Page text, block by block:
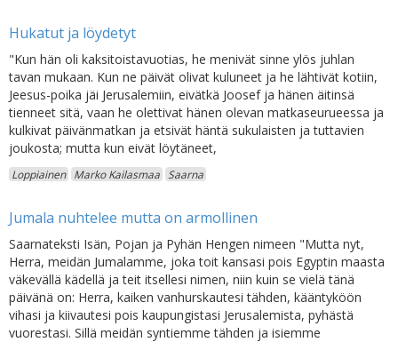
Hukatut ja löydetyt
"Kun hän oli kaksitoistavuotias, he menivät sinne ylös juhlan
tavan mukaan. Kun ne päivät olivat kuluneet ja he lähtivät kotiin,
Jeesus-poika jäi Jerusalemiin, eivätkä Joosef ja hänen äitinsä
tienneet sitä, vaan he olettivat hänen olevan matkaseurueessa ja
kulkivat päivänmatkan ja etsivät häntä sukulaisten ja tuttavien
joukosta; mutta kun eivät löytäneet,
Loppiainen Marko Kailasmaa Saarna
Jumala nuhtelee mutta on armollinen
Saarnateksti Isän, Pojan ja Pyhän Hengen nimeen "Mutta nyt,
Herra, meidän Jumalamme, joka toit kansasi pois Egyptin maasta
väkevällä kädellä ja teit itsellesi nimen, niin kuin se vielä tänä
päivänä on: Herra, kaiken vanhurskautesi tähden, kääntyköön
vihasi ja kiivautesi pois kaupungistasi Jerusalemista, pyhästä
vuorestasi. Sillä meidän syntiemme tähden ja isiemme